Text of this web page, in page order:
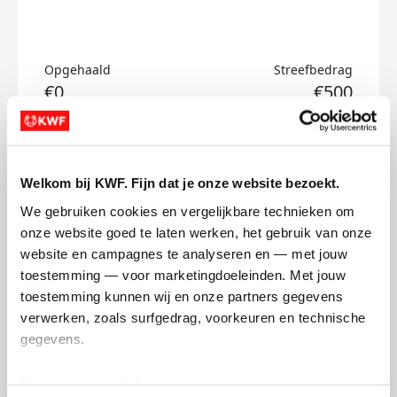
Welkom bij KWF. Fijn dat je onze website bezoekt.
We gebruiken cookies en vergelijkbare technieken om
onze website goed te laten werken, het gebruik van onze
website en campagnes te analyseren en — met jouw
toestemming — voor marketingdoeleinden. Met jouw
toestemming kunnen wij en onze partners gegevens
verwerken, zoals surfgedrag, voorkeuren en technische
gegevens.
Opgehaald
€0
Streefbedrag
€500
Doneer
Hanneke's badges